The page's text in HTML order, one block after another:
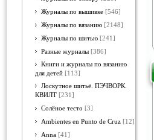
Журналы по вышивке [546]
Журналы по вязанию [2148]
Журналы по шитью [241]
Разные журналы [386]
Книги и журналы по вязанию
для детей [113]
Лоскутное шитьё. ПЭЧВОРК.
КВИЛТ [231]
Солёное тесто [3]
Ambientes en Punto de Cruz [12]
Anna [41]